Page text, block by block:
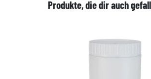
Produkte, die dir auch